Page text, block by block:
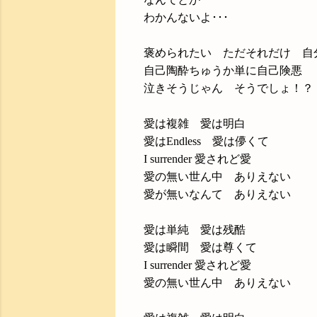
わかんないよ･･･
褒められたい ただそれだけ 自
自己陶酔ちゅうか単に自己険悪
泣きそうじゃん そうでしょ！？
愛は複雑 愛は明白
愛はEndless 愛は儚くて
I surrender 愛されど愛
愛の無い世ん中 ありえない
愛が無いなんて ありえない
愛は単純 愛は残酷
愛は瞬間 愛は尊くて
I surrender 愛されど愛
愛の無い世ん中 ありえない